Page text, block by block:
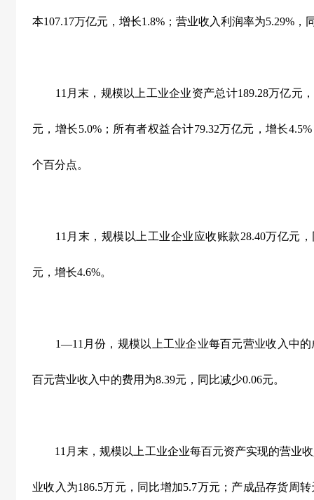
本107.17万亿元，增长1.8% ；营业收入利润率为5.29% ，
11 月末，规模以上工业企业资产总计189.28万亿元
元，增长5.0%；所有者权益合计79.32万亿元，增长4.5%
个百分点。
11 月末，规模以上工业企业应收账款28.40万亿元
元，增长4.6%。
1—11 月份，规模以上工业企业每百元营业收入中
百元营业收入中的费用为8.39元，同比减少0.06元。
11 月末，规模以上工业企业每百元资产实现的营业
业收入为186.5万元，同比增加5.7万元；产成品存货周转